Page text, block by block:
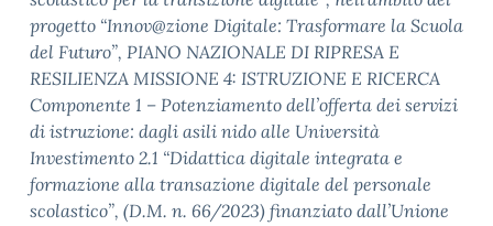
progetto “Innov@zione Digitale: Trasformare la Scuola
del Futuro”, PIANO NAZIONALE DI RIPRESA E
RESILIENZA MISSIONE 4: ISTRUZIONE E RICERCA
Componente 1 – Potenziamento dell’offerta dei servizi
di istruzione: dagli asili nido alle Università
Investimento 2.1 “Didattica digitale integrata e
formazione alla transazione digitale del personale
scolastico”, (D.M. n. 66/2023) finanziato dall’Unione